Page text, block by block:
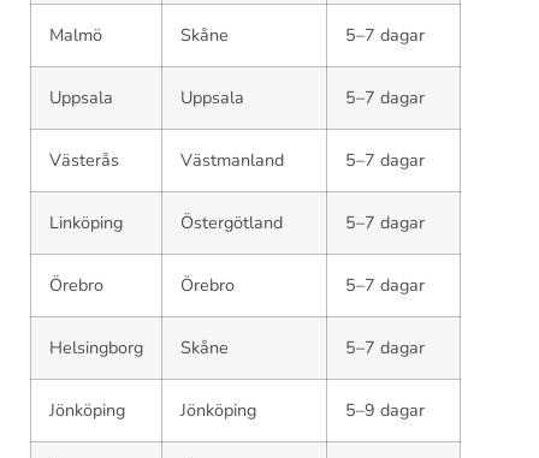
Malmö Skåne 5–7 dagar
Uppsala Uppsala 5–7 dagar
Västerås Västmanland 5–7 dagar
Linköping Östergötland 5–7 dagar
Örebro Örebro 5–7 dagar
Helsingborg Skåne 5–7 dagar
Jönköping Jönköping 5–9 dagar